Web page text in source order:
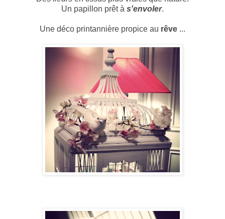
Un papillon prêt à s'envoler.
Une déco printannière propice au rêve ...